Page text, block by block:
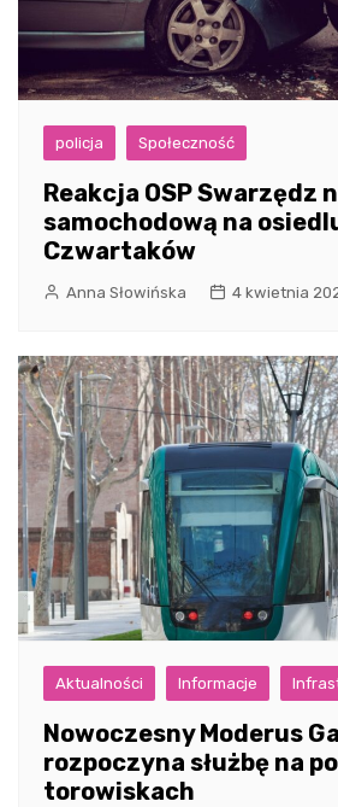
policja Społeczność
Reakcja OSP Swarzędz
samochodową na
Czwartaków
Anna Słowińska 4 kwietnia
Aktualności Informacje
Nowoczesny Moderus
rozpoczyna służbę na
torowiskach